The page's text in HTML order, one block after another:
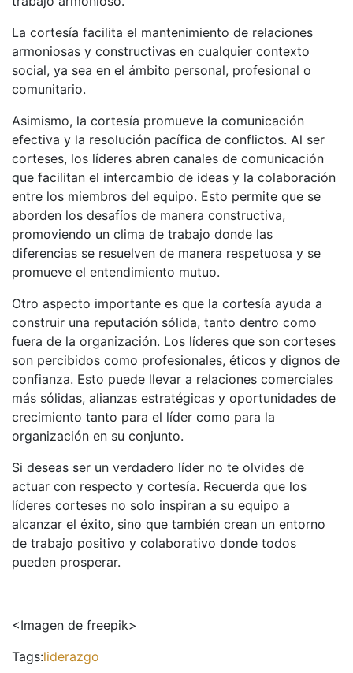
La cortesía facilita el mantenimiento de relaciones
armoniosas y constructivas en cualquier contexto
social, ya sea en el ámbito personal, profesional o
comunitario.
Asimismo, la cortesía promueve la comunicación
efectiva y la resolución pacífica de conflictos. Al ser
corteses, los líderes abren canales de comunicación
que facilitan el intercambio de ideas y la colaboración
entre los miembros del equipo. Esto permite que se
aborden los desafíos de manera constructiva,
promoviendo un clima de trabajo donde las
diferencias se resuelven de manera respetuosa y se
promueve el entendimiento mutuo.
Otro aspecto importante es que la cortesía ayuda a
construir una reputación sólida, tanto dentro como
fuera de la organización. Los líderes que son corteses
son percibidos como profesionales, éticos y dignos de
confianza. Esto puede llevar a relaciones comerciales
más sólidas, alianzas estratégicas y oportunidades de
crecimiento tanto para el líder como para la
organización en su conjunto.
Si deseas ser un verdadero líder no te olvides de
actuar con respecto y cortesía. Recuerda que los
líderes corteses no solo inspiran a su equipo a
alcanzar el éxito, sino que también crean un entorno
de trabajo positivo y colaborativo donde todos
pueden prosperar.
<Imagen de freepik>
Tags:liderazgo